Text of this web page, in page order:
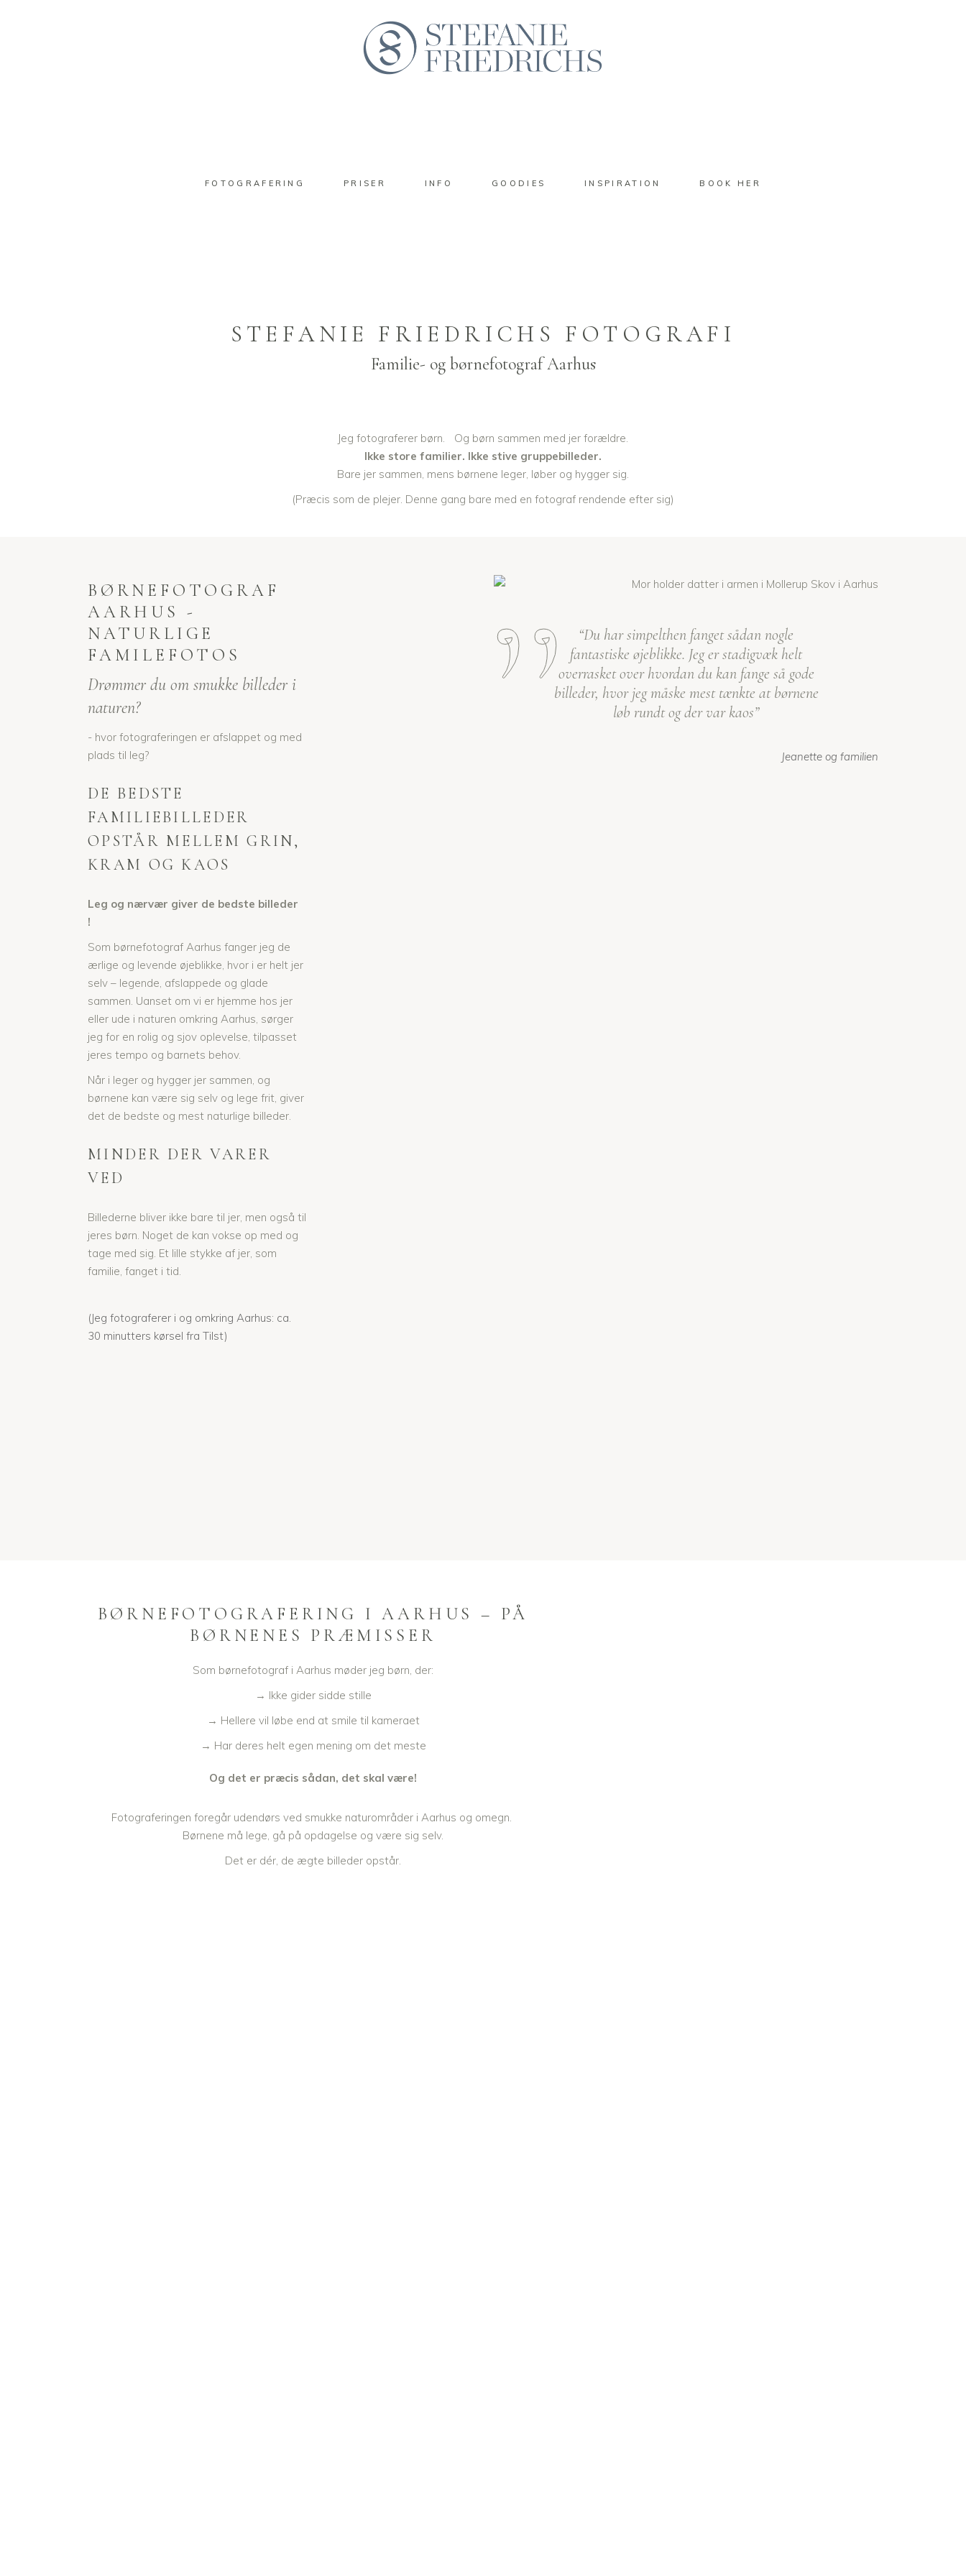
FOTOGRAFERING PRISER INFO GOODIES INSPIRATION BOOK HER
STEFANIE FRIEDRICHS FOTOGRAFI
Familie- og børnefotograf Aarhus
Jeg fotograferer børn. Og børn sammen med jer forældre.
Ikke store familier. Ikke stive gruppebilleder.
Bare jer sammen, mens børnene leger, løber og hygger sig.
(Præcis som de plejer. Denne gang bare med en fotograf rendende efter sig)
BØRNEFOTOGRAF
AARHUS -
NATURLIGE
FAMILEFOTOS
Drømmer du om smukke billeder i
naturen?
- hvor fotograferingen er afslappet og med
plads til leg?
DE BEDSTE
FAMILIEBILLEDER
OPSTÅR MELLEM GRIN,
KRAM OG KAOS
Leg og nærvær giver de bedste billeder
!
Som børnefotograf Aarhus fanger jeg de
ærlige og levende øjeblikke, hvor i er helt jer
selv – legende, afslappede og glade
sammen. Uanset om vi er hjemme hos jer
eller ude i naturen omkring Aarhus, sørger
jeg for en rolig og sjov oplevelse, tilpasset
jeres tempo og barnets behov.
Når i leger og hygger jer sammen, og
børnene kan være sig selv og lege frit, giver
det de bedste og mest naturlige billeder.
MINDER DER VARER
VED
Billederne bliver ikke bare til jer, men også til
jeres børn. Noget de kan vokse op med og
tage med sig. Et lille stykke af jer, som
familie, fanget i tid.
(Jeg fotograferer i og omkring Aarhus: ca.
30 minutters kørsel fra Tilst)
“Du har simpelthen fanget sådan nogle
fantastiske øjeblikke. Jeg er stadigvæk helt
overrasket over hvordan du kan fange så gode
billeder, hvor jeg måske mest tænkte at børnene
løb rundt og der var kaos”
Jeanette og familien
BØRNEFOTOGRAFERING I AARHUS – PÅ
BØRNENES PRÆMISSER
Som børnefotograf i Aarhus møder jeg børn, der:
→ Ikke gider sidde stille
→ Hellere vil løbe end at smile til kameraet
→ Har deres helt egen mening om det meste
Og det er præcis sådan, det skal være!
Fotograferingen foregår udendørs ved smukke naturområder i Aarhus og omegn.
Børnene må lege, gå på opdagelse og være sig selv.
Det er dér, de ægte billeder opstår.